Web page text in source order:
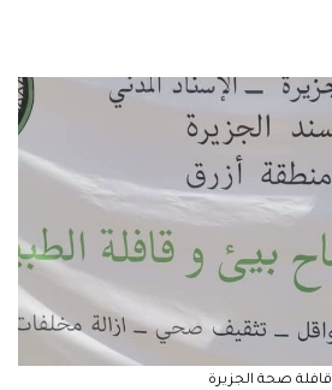
قافلة صحة الجزيرة